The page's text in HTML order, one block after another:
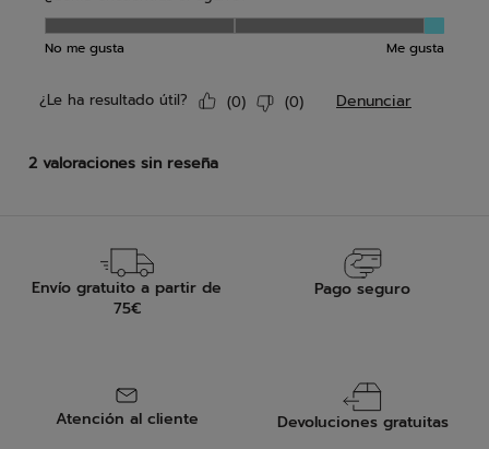
Envío gratuito a partir de
75€
Pago seguro
Atención al cliente Devoluciones gratuitas